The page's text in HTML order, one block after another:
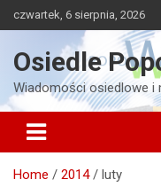
to
czwartek, 6 sierpnia, 2026
Osiedle
Wiadomości osiedlowe i
Home 2014 luty